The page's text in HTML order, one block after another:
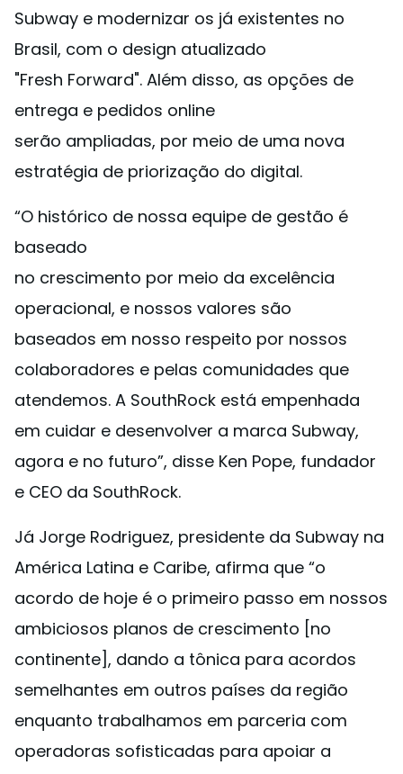
Subway e modernizar os já existentes no
Brasil, com o design atualizado
"Fresh Forward". Além disso, as opções de
entrega e pedidos online
serão ampliadas, por meio de uma nova
estratégia de priorização do digital.
“O histórico de nossa equipe de gestão é
baseado
no crescimento por meio da excelência
operacional, e nossos valores são
baseados em nosso respeito por nossos
colaboradores e pelas comunidades que
atendemos. A SouthRock está empenhada
em cuidar e desenvolver a marca Subway,
agora e no futuro”, disse Ken Pope, fundador
e CEO da SouthRock.
Já Jorge Rodriguez, presidente da Subway na
América Latina e Caribe, afirma que “o
acordo de hoje é o primeiro passo em nossos
ambiciosos planos de crescimento [no
continente], dando a tônica para acordos
semelhantes em outros países da região
enquanto trabalhamos em parceria com
operadoras sofisticadas para apoiar a